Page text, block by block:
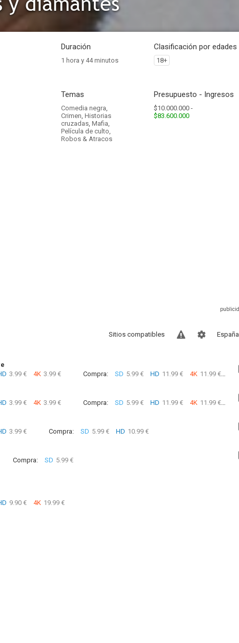
Duración
1 hora y 44 minutos
Clasificación por edades
18+
Temas
Comedia negra,
Crimen, Historias
cruzadas, Mafia,
Película de culto,
Robos & Atracos
Presupuesto - Ingresos
$10.000.000 -
$83.600.000
España
Sitios compatibles
3.99 € 4K 3.99 € Compra: SD 5.99 € HD 11.99 € 4K 11.99 €
3.99 € 4K 3.99 € Compra: SD 5.99 € HD 11.99 € 4K 11.99 €
3.99 € Compra: SD 5.99 € HD 10.99 €
Compra: SD 5.99 €
9.90 € 4K 19.99 €